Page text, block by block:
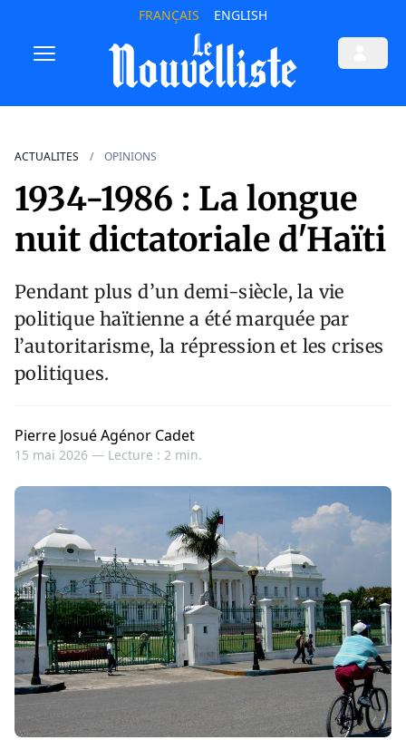
FRANÇAIS ENGLISH
ACTUALITES OPINIONS
1934-1986 : La longue
nuit dictatoriale d'Haïti
Pendant plus d’un demi-siècle, la vie
politique haïtienne a été marquée par
l’autoritarisme, la répression et les crises
politiques.
Pierre Josué Agénor Cadet
15 mai 2026 — Lecture : 2 min.